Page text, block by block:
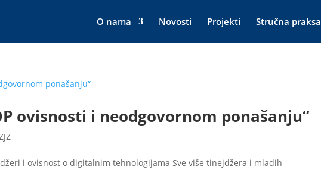
O nama Novosti Projekti Stručna praksa
ovisnosti i neodgovornom ponašanju“
i ovisnost o digitalnim tehnologijama Sve više tinejdžera i mladih